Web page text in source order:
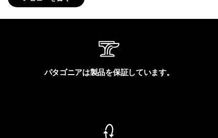
パタゴニアは製品を保証しています。